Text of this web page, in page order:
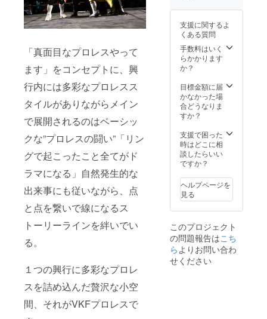
「真面目なプロレスやって
ます」をコンセプトに、興
行内には多彩なプロレスス
タイルがありながらメイン
で展開されるのはベーシッ
クな”プロレスの闘い”「リン
グで起こったこと全てがド
ラマになる」自然発生的な
出来事にも従いながら、点
と点を繋いで線になるス
トーリーラインを絆いでい
る。
１つの興行に多彩なプロレ
スを詰め込んだ贅沢な小空
間、それがVKFプロレスで
晃 ビ
リーケ
ンキッ
ド ツバ
サ 政宗
ゴア
サー8
PSYCH
O
佐山駿
介 小杉
研太 兼
平大介
著作権
はVKF
プロレ
スにな
す。 ※
必須
支援
時、必
vkf.bas
e.shop/
categor
ies/152
8207の
中の単
選びく
ださい
＋ 2021
ト2枚
2021年
ご希望
の2大会
可能 (有
効期限
2021年
2月20日
公式戦
大会) ＋
大会会
場での
ビジョ
VTRが
(VKFプ
ロレス
2021年
レギュ
ラー参
から 支
援者様
のお名
前を呼
らえる
映像) レ
ギュ
ラー参
は
https://
vkf4life.
wixsite.
f4life か
らお選
びくだ
さい ＋
VKFプ
支援に関するよ
くある質問
手数料はいく
らかかります
か？
目標金額に届
かなかった場
合どうなりま
すか？
支援で困った
時はどこに相
談したらいい
ですか？
ヘルプページを
見る
このプロジェクト
の問題報告はこち
らよりお問い合わ
せください